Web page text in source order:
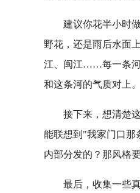
建议你花半小时
野花，还是雨后水面
江、闽江……每一条河
和这条河的气质对上。
接下来，想清楚
能联想到"我家门口那
内部分发的？那风格
最后，收集一些